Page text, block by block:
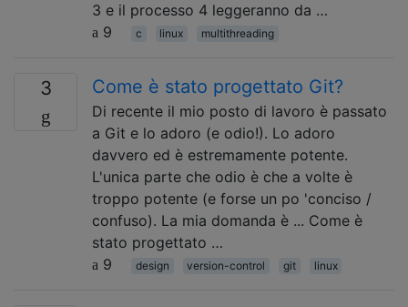
3 e il processo 4 leggeranno da …
9
c linux multithreading
3 Come è stato progettato Git?
Di recente il mio posto di lavoro è passato
a Git e lo adoro (e odio!). Lo adoro
davvero ed è estremamente potente.
L'unica parte che odio è che a volte è
troppo potente (e forse un po 'conciso /
confuso). La mia domanda è ... Come è
stato progettato …
9
design version-control git linux